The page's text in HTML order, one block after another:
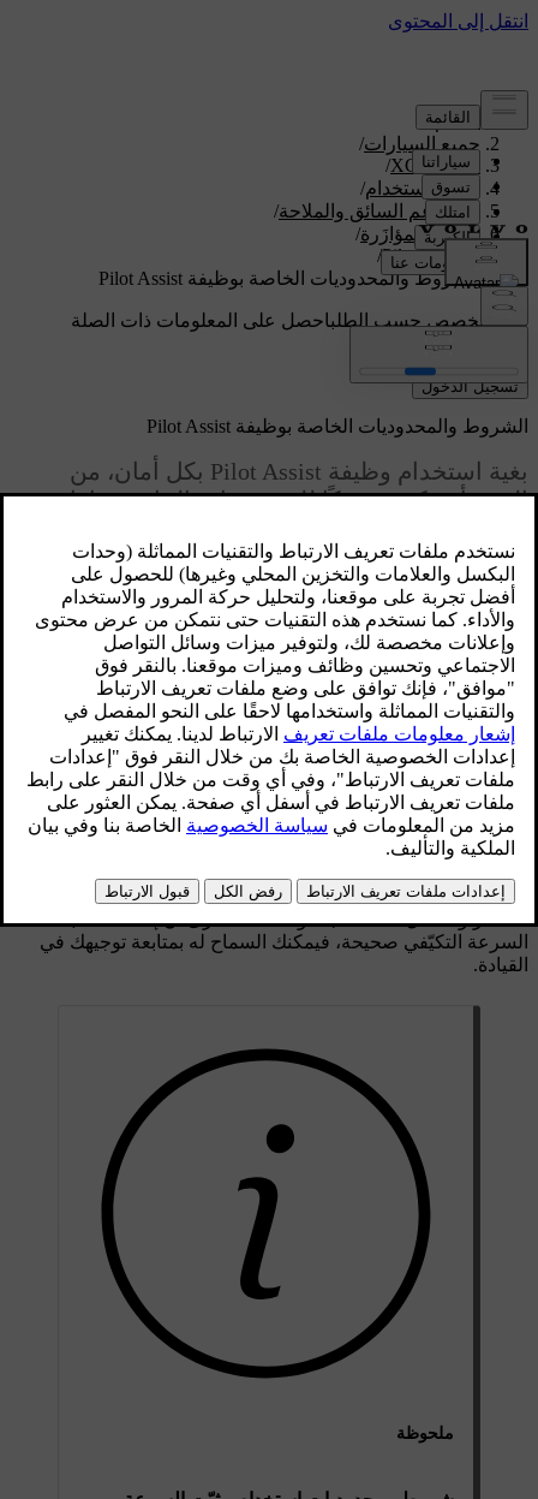
الدعم/
جميع السيارات/
XC60 2027
/
دليل الاستخدام/
نظم دعم السائق والملاحة/
القيادة المؤازَرة/
Pilot Assist
/
الشروط والمحدوديات الخاصة بوظيفة Pilot Assist
دعم مخصص حسب الطلباحصل على المعلومات ذات الصلة
بسيارتك الخاصة.
تسجيل الدخول
محدّث ٠١‏/٠٨‏/٢٠٢٥
الشروط والمحدوديات الخاصة بوظيفة Pilot Assist
بغية استخدام وظيفة Pilot Assist بكل أمان، من
المهم أن تكون مدركًا للمحدوديات الخاصة بها. إذ،
التعامل مع عدد من الحالات والظروف.
مسؤولية السائق عند استخدام وظيفة Pilot Assist
إنّ إحدى المحدوديات الرئيسية لوظيفة Pilot Assist تقتضي بأن تكون
مدركًا للمسؤولية الملقاة على عاتق السائق. بالفعل، عند استخدامك
لهذه الوظيفة، سيظل من واجبك قيادة السيارة بفعالية وحرص تام.
وستظل مسؤولًا عن كل العمليات المتعلقة باتخاذ القرارات وتنفيذ
الإجراءات والاستجابات التي هي جزءًا من مهمة قيادة سيارتك.
لا يمكن لوظيفة Pilot Assist أن تتكهّن ما الذي تنوي فعله أو ما الذي
سيقوم به سائقو السيارات الأخرى. وهو، على عكس السائق المتنبّه،
مستمر والتدخّل عند الحاجة. وطالما أنك ترى أنّ إدخالات مثبّت
السرعة التكيّفي صحيحة، فيمكنك السماح له بمتابعة توجيهك في
القيادة.
ملحوظة